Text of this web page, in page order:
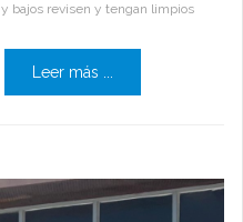
bajos revisen y tengan limpios
Leer más ...